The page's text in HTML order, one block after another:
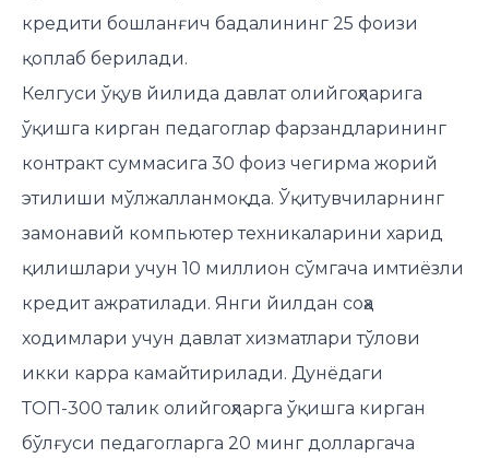
кредити бошланғич бадалининг 25 фоизи
қоплаб берилади.
Келгуси ўқув йилида давлат олийгоҳларига
ўқишга кирган педагоглар фарзандларининг
контракт суммасига 30 фоиз чегирма жорий
этилиши мўлжалланмоқда. Ўқитувчиларнинг
замонавий компьютер техникаларини харид
қилишлари учун 10 миллион сўмгача имтиёзли
кредит ажратилади. Янги йилдан соҳа
ходимлари учун давлат хизматлари тўлови
икки карра камайтирилади. Дунёдаги
ТОП-300 талик олийгоҳларга ўқишга кирган
бўлғуси педагогларга 20 минг долларгача